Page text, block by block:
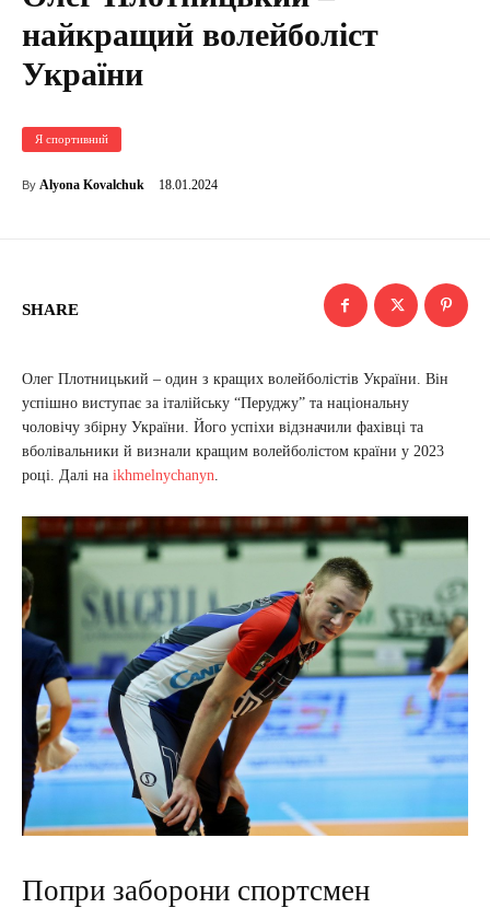
найкращий волейболіст
України
Я спортивний
By Alyona Kovalchuk 18.01.2024
SHARE
Олег Плотницький – один з кращих волейболістів України. Він
успішно виступає за італійську “Перуджу” та національну
чоловічу збірну України. Його успіхи відзначили фахівці та
вболівальники й визнали кращим волейболістом країни у 2023
році. Далі на ikhmelnychanyn.
Попри заборони спортсмен